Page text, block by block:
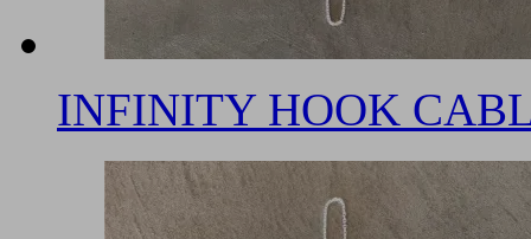
INFINITY HOOK